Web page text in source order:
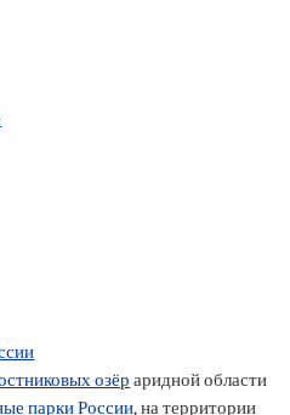
озёр аридной области
парки России, на территории